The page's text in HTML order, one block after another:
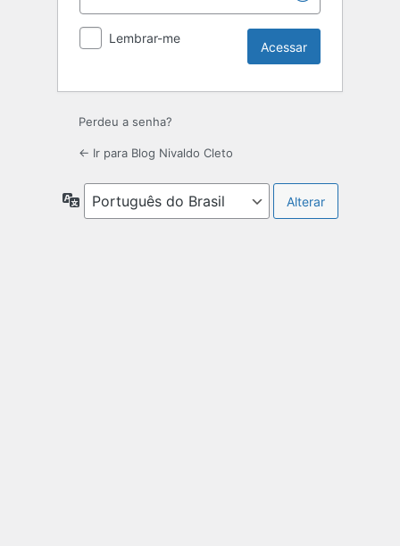
Lembrar-me
Perdeu a senha?
← Ir para Blog Nivaldo Cleto
Idioma